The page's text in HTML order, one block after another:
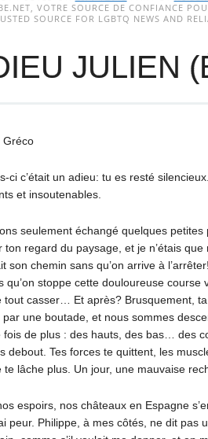
VOTRE SOURCE DE CONFIANCE
SOURCE FOR LGBTQ NEWS AND
JULIEN
Gréco
ci c’était un adieu: tu es resté
et insoutenables.
seulement échangé quelques
ton regard du paysage, et je n’étais
son chemin sans qu’on arrive à
qu’on stoppe cette douloureuse
tout casser… Et après? Brusquement,
par une boutade, et nous sommes
fois de plus : des hauts, des bas… des
debout. Tes forces te quittent, les
te lâche plus. Un jour, une mauvaise
espoirs, nos châteaux en Espagne
peur. Philippe, à mes côtés, ne dit